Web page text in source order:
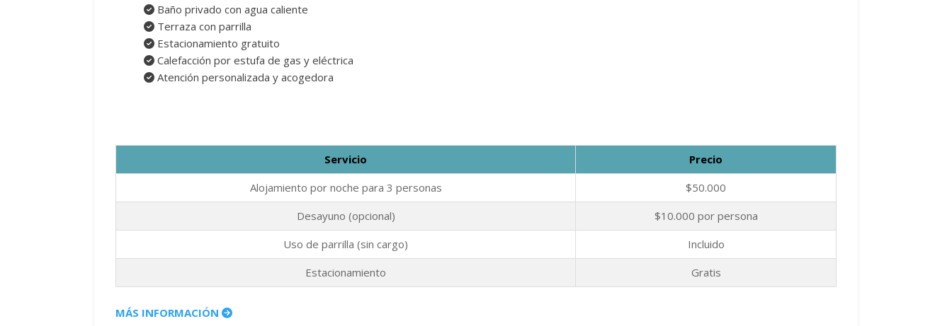
Baño privado con agua caliente
Terraza con parrilla
Estacionamiento gratuito
Calefacción por estufa de gas y eléctrica
Atención personalizada y acogedora
Servicio
Precio
Alojamiento por noche para 3 personas
$50.000
Desayuno (opcional)
$10.000 por persona
Uso de parrilla (sin cargo)
Incluido
Estacionamiento
Gratis
MÁS INFORMACIÓN